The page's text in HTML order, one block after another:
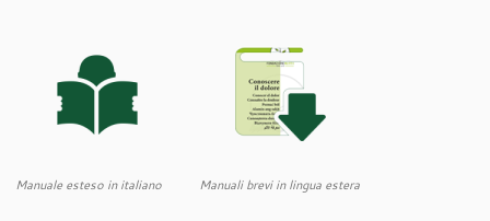
Manuale esteso in italiano Manuali brevi in lingua estera